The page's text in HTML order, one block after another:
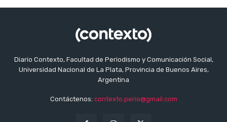
Diario Contexto, Facultad de Periodismo y Comunicación Social,
Universidad Nacional de La Plata, Provincia de Buenos Aires,
Argentina
Contáctenos: contexto.perio@gmail.com